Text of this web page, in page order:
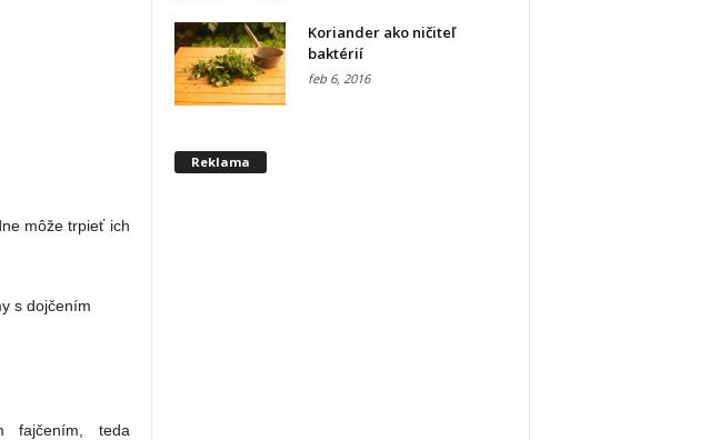
môže trpieť ich
s dojčením
fajčením, teda
Koriander ako ničiteľ
baktérií
feb 6, 2016
Reklama